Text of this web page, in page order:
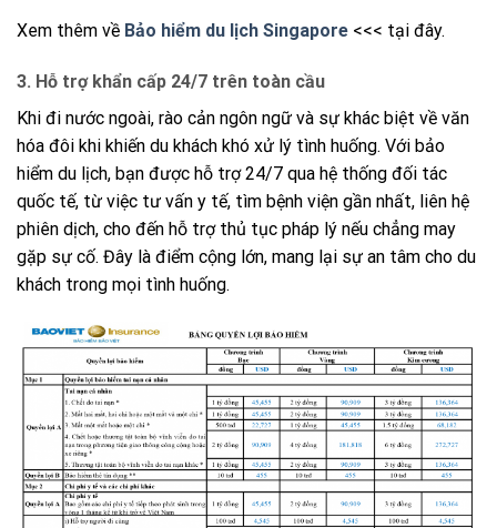
Xem thêm về Bảo hiểm du lịch Singapore <<< tại đây.
3. Hỗ trợ khẩn cấp 24/7 trên toàn cầu
Khi đi nước ngoài, rào cản ngôn ngữ và sự khác biệt về văn
hóa đôi khi khiến du khách khó xử lý tình huống. Với bảo
hiểm du lịch, bạn được hỗ trợ 24/7 qua hệ thống đối tác
quốc tế, từ việc tư vấn y tế, tìm bệnh viện gần nhất, liên hệ
phiên dịch, cho đến hỗ trợ thủ tục pháp lý nếu chẳng may
gặp sự cố. Đây là điểm cộng lớn, mang lại sự an tâm cho du
khách trong mọi tình huống.